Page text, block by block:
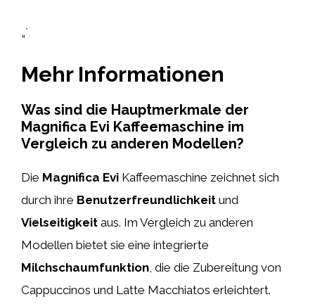
„`
Mehr Informationen
Was sind die Hauptmerkmale der
Magnifica Evi Kaffeemaschine im
Vergleich zu anderen Modellen?
Die Magnifica Evi Kaffeemaschine zeichnet sich
durch ihre Benutzerfreundlichkeit und
Vielseitigkeit aus. Im Vergleich zu anderen
Modellen bietet sie eine integrierte
Milchschaumfunktion , die die Zubereitung von
Cappuccinos und Latte Macchiatos erleichtert.